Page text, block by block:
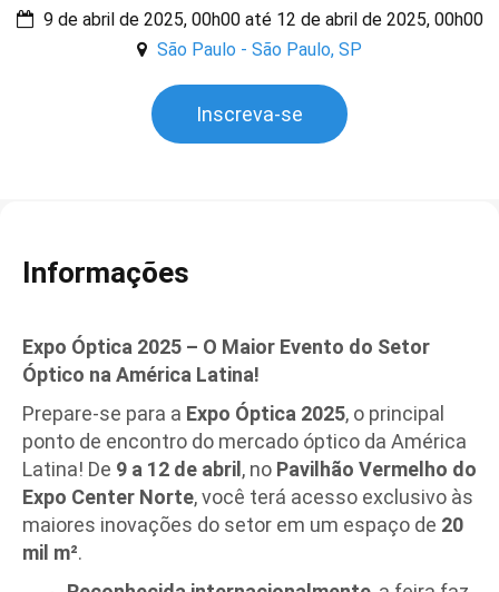
9 de abril de 2025, 00h00 até 12 de abril de 2025, 00h00
São Paulo - São Paulo, SP
Inscreva-se
Informações
Expo Óptica 2025 – O Maior Evento do Setor
Óptico na América Latina!
Prepare-se para a Expo Óptica 2025, o principal
ponto de encontro do mercado óptico da América
Latina! De 9 a 12 de abril , no Pavilhão Vermelho do
Expo Center Norte, você terá acesso exclusivo às
maiores inovações do setor em um espaço de 20
mil m².